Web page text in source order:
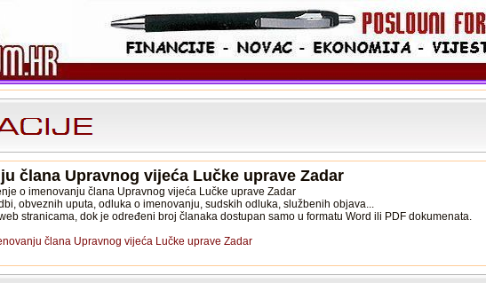
člana Upravnog vijeća Lučke uprave Zadar
o imenovanju člana Upravnog vijeća Lučke uprave Zadar
obveznih uputa, odluka o imenovanju, sudskih odluka, službenih objava...
stranicama, dok je određeni broj članaka dostupan samo u formatu Word ili PDF dokumenata.
člana Upravnog vijeća Lučke uprave Zadar